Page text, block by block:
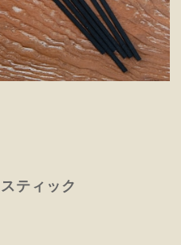
ティック